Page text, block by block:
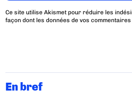
Ce site utilise Akismet pour réduire les
façon dont les données de vos
En bref